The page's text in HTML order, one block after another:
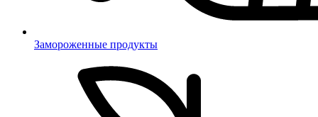
Замороженные продукты